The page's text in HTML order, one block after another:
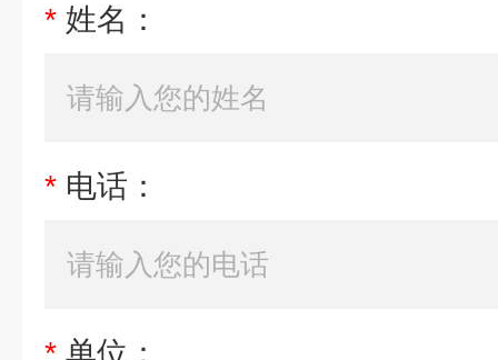
* 姓名：
* 电话：
* 单位：